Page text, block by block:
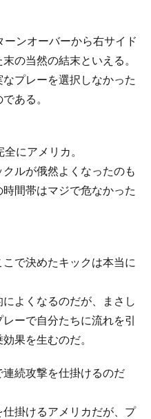
ンオーバーから右サイド
の当然の結末といえる。
プレーを選択しなかった
ある。
にアメリカ。
ルが俄然よくなったのも
間帯はマジで危なかった
で決めたキックは本当に
よくなるのだが、まさし
ーで自分たちに流れを引
果を生むのだ。
続攻撃を仕掛けるのだ
掛けるアメリカだが、プ